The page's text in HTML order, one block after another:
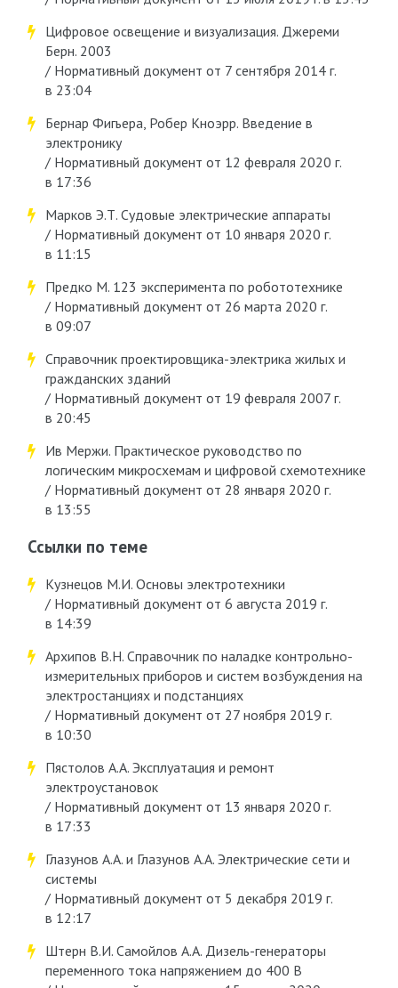
Цифровое освещение и визуализация. Джереми
Берн. 2003
/ Нормативный документ от 7 сентября 2014 г.
в 23:04
Бернар Фигьера, Робер Кноэрр. Введение в
электронику
/ Нормативный документ от 12 февраля 2020 г.
в 17:36
Марков Э.Т. Судовые электрические аппараты
/ Нормативный документ от 10 января 2020 г.
в 11:15
Предко М. 123 эксперимента по робототехнике
/ Нормативный документ от 26 марта 2020 г.
в 09:07
Справочник проектировщика-электрика жилых и
гражданских зданий
/ Нормативный документ от 19 февраля 2007 г.
в 20:45
Ив Мержи. Практическое руководство по
логическим микросхемам и цифровой схемотехнике
/ Нормативный документ от 28 января 2020 г.
в 13:55
Ссылки по теме
Кузнецов М.И. Основы электротехники
/ Нормативный документ от 6 августа 2019 г.
в 14:39
Архипов В.Н. Справочник по наладке контрольно-
измерительных приборов и систем возбуждения на
электростанциях и подстанциях
/ Нормативный документ от 27 ноября 2019 г.
в 10:30
Пястолов А.А. Эксплуатация и ремонт
электроустановок
/ Нормативный документ от 13 января 2020 г.
в 17:33
Глазунов А.А. и Глазунов А.А. Электрические сети и
системы
/ Нормативный документ от 5 декабря 2019 г.
в 12:17
Штерн В.И. Самойлов А.А. Дизель-генераторы
переменного тока напряжением до 400 В